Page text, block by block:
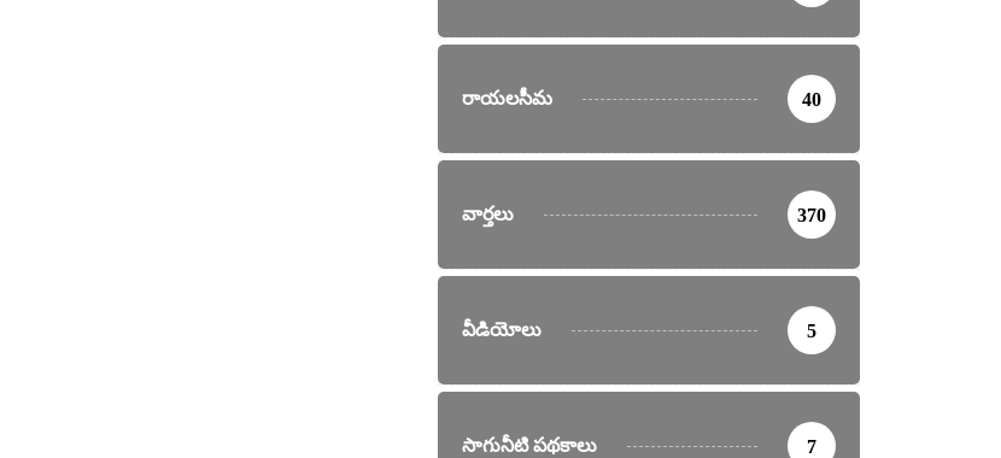
రాయలసీమ 40
వార్తలు 370
వీడియోలు 5
సాగునీటి పథకాలు 7